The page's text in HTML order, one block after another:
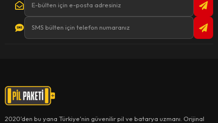
2020'den bu yana Türkiye'nin güvenilir pil ve batarya uzmanı. Orijinal